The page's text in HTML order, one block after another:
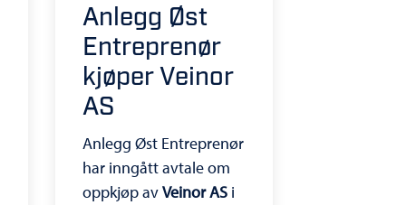
Anlegg Øst
Entreprenør
kjøper Veinor
AS
Anlegg Øst Entreprenør
har inngått avtale om
oppkjøp avVeinor AS i